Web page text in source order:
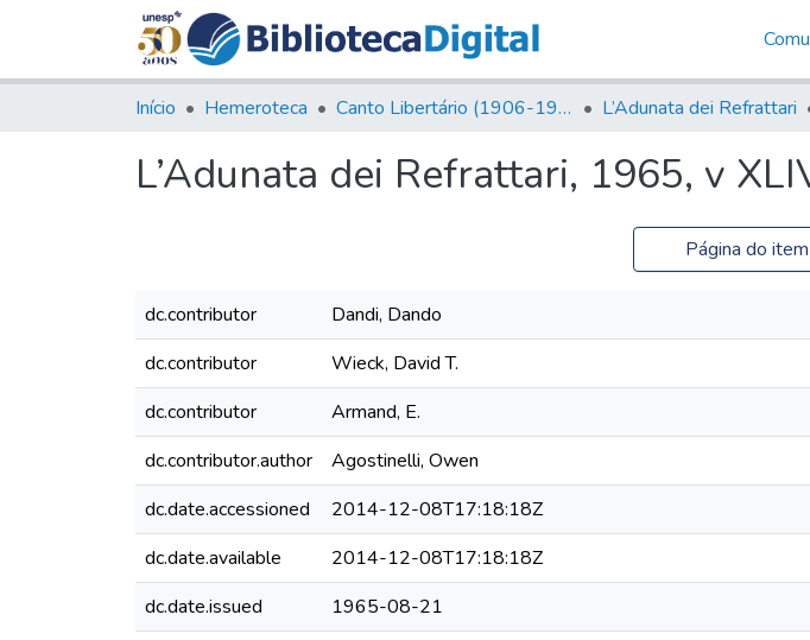
Início Hemeroteca Canto Libertário (1906-1995) L’Adunata dei Refrattari
L’Adunata dei Refrattari, 1965, v
Página do
dc.contributor
Dandi, Dando
dc.contributor
Wieck, David T.
dc.contributor
Armand, E.
dc.contributor.author
Agostinelli, Owen
dc.date.accessioned
2014-12-08T17:18:18Z
dc.date.available
2014-12-08T17:18:18Z
dc.date.issued
1965-08-21